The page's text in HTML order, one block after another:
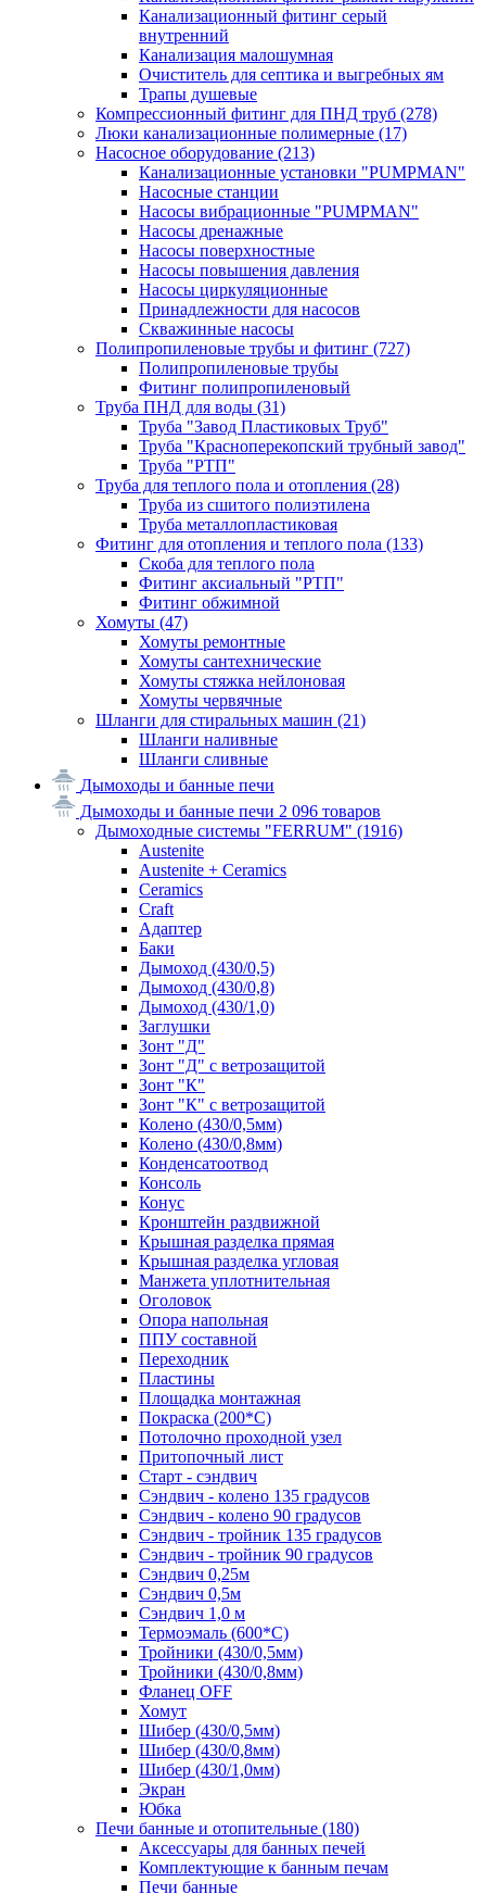
Канализационный фитинг серый
внутренний
Канализация малошумная
Очиститель для септика и выгребных ям
Трапы душевые
Компрессионный фитинг для ПНД труб (278)
Люки канализационные полимерные (17)
Насосное оборудование (213)
Канализационные установки "PUMPMAN"
Насосные станции
Насосы вибрационные "PUMPMAN"
Насосы дренажные
Насосы поверхностные
Насосы повышения давления
Насосы циркуляционные
Принадлежности для насосов
Скважинные насосы
Полипропиленовые трубы и фитинг (727)
Полипропиленовые трубы
Фитинг полипропиленовый
Труба ПНД для воды (31)
Труба "Завод Пластиковых Труб"
Труба "Красноперекопский трубный завод"
Труба "РТП"
Труба для теплого пола и отопления (28)
Труба из сшитого полиэтилена
Труба металлопластиковая
Фитинг для отопления и теплого пола (133)
Скоба для теплого пола
Фитинг аксиальный "РТП"
Фитинг обжимной
Хомуты (47)
Хомуты ремонтные
Хомуты сантехнические
Хомуты стяжка нейлоновая
Хомуты червячные
Шланги для стиральных машин (21)
Шланги наливные
Шланги сливные
Дымоходы и банные печи
Дымоходы и банные печи 2 096 товаров
Дымоходные системы "FERRUM" (1916)
Austenite
Austenite + Ceramics
Ceramics
Craft
Адаптер
Баки
Дымоход (430/0,5)
Дымоход (430/0,8)
Дымоход (430/1,0)
Заглушки
Зонт "Д"
Зонт "Д" с ветрозащитой
Зонт "К"
Зонт "К" с ветрозащитой
Колено (430/0,5мм)
Колено (430/0,8мм)
Конденсатоотвод
Консоль
Конус
Кронштейн раздвижной
Крышная разделка прямая
Крышная разделка угловая
Манжета уплотнительная
Оголовок
Опора напольная
ППУ составной
Переходник
Пластины
Площадка монтажная
Покраска (200*С)
Потолочно проходной узел
Притопочный лист
Старт - сэндвич
Сэндвич - колено 135 градусов
Сэндвич - колено 90 градусов
Сэндвич - тройник 135 градусов
Сэндвич - тройник 90 градусов
Сэндвич 0,25м
Сэндвич 0,5м
Сэндвич 1,0 м
Термоэмаль (600*С)
Тройники (430/0,5мм)
Тройники (430/0,8мм)
Фланец OFF
Хомут
Шибер (430/0,5мм)
Шибер (430/0,8мм)
Шибер (430/1,0мм)
Экран
Юбка
Печи банные и отопительные (180)
Аксессуары для банных печей
Комплектующие к банным печам
Печи банные